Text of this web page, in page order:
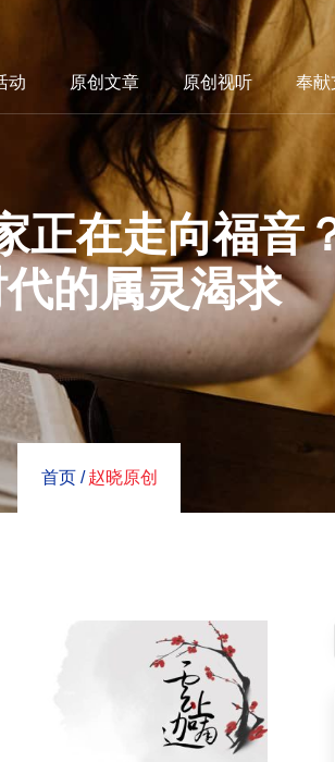
动 原创文章 原创视听 奉献
正在走向福
的属灵渴求
首页 / 赵晓原创